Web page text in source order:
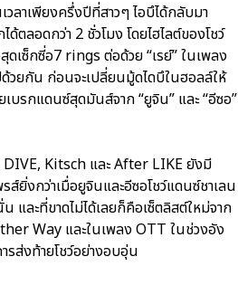
าเพียงครึ่งปีที่สาวๆ ไอบึได้กลับมา
ลอดกว่า 2 ชั่วโมง โดยไฮไลต์ของโชว์
ดเซ็กซี่อ7 rings ต่อด้วย “เรย์” ในเพลง
วยกัน ก่อนจะเปลี่ยนมู้ดไดบึในฮอลล์ให้
บรกแดนซ์สุดมันส์จาก “ยูจิน” และ “อีซอ”
DIVE, Kitsch และ After LIKE ยังมี
ส์ยิ่งกว่าเมื่อยูจินและอีซอโชว์แดนซ์ชาเลน
และที่ขาดไม่ได้เลยก็คือเซ็ตลิสต์ใหม่จาก
Way และในเพลง OTT ในช่วงอัง
รส่งท้ายโชว์อย่างอบอุ่น